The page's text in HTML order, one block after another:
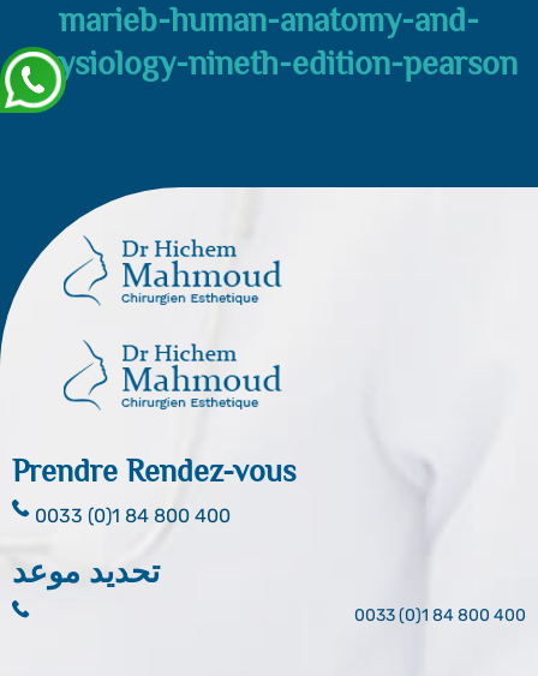
marieb-human-anatomy-and-
physiology-nineth-edition-pearson
Prendre Rendez-vous
0033 (0)1 84 800 400
تحديد موعد
0033 (0)1 84 800 400